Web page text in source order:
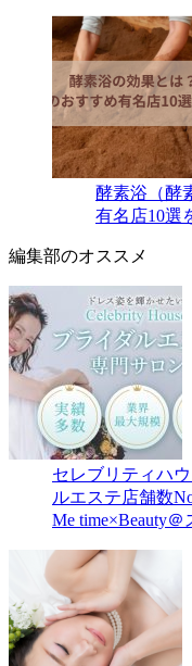
酵素浴（酵
有名店10選
編集部のオススメ
セレブリティハ
ルエステ店舗数
Me time×Beauty＠